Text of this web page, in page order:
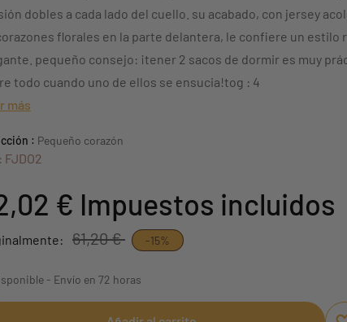
dobles a cada lado del cuello. su acabado, con jersey
florales en la parte delantera, le confiere un estilo
pequeño consejo: ¡tener 2 sacos de dormir es muy
todo cuando uno de ellos se ensucia!tog : 4
más
: Pequeño corazón
FJDO2
€ Impuestos incluidos
61,20 € -15%
- Envío en 72 horas